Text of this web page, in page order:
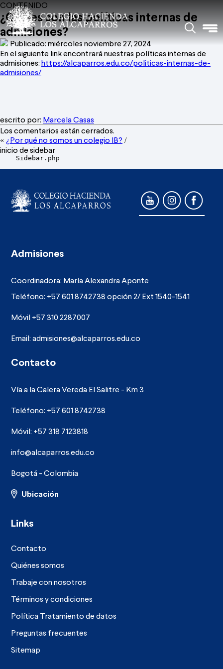
CONTENIDO
¿Cuáles son las políticas internas de
admisiones?
Publicado: miércoles noviembre 27, 2024
En el siguiente link encontrará nuestras políticas internas de
admisiones: https://alcaparros.edu.co/politicas-internas-de-
admisiones/
escrito por: Marcela Casas
Los comentarios están cerrados.
« ¿Por qué no somos un colegio IB? /
inicio de sidebar
    Sidebar.php
Admisiones
Coordinadora: María Alexandra Aponte
Teléfono: +57 601 8742738 opción 2/ Ext 1540-1541
Móvil +57 310 2287007
Email:admisiones@alcaparros.edu.co
Contacto
Vía a la Calera Vereda El Salitre - Km 3
Teléfono: +57 601 8742738
Móvil: +57 318 7123818
info@alcaparros.edu.co
Bogotá - Colombia
Ubicación
Links
Contacto
Quiénes somos
Trabaje con nosotros
Términos y condiciones
Política Tratamiento de datos
Preguntas frecuentes
Sitemap